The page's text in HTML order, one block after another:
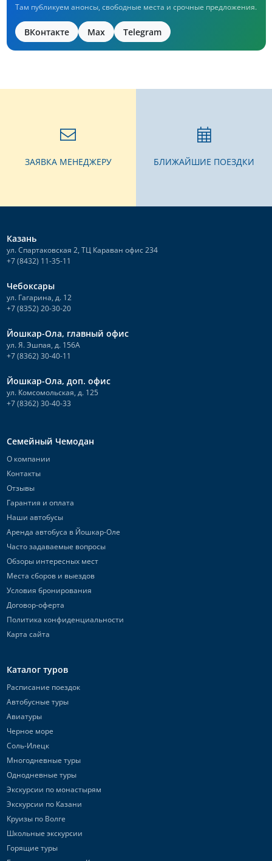
Там публикуем анонсы, свободные места и срочные предложения.
ВКонтакте Max Telegram
ЗАЯВКА МЕНЕДЖЕРУ БЛИЖАЙШИЕ ПОЕЗДКИ
Казань
ул. Спартаковская 2, ТЦ Караван офис 234
+7 (8432) 11-35-11
Чебоксары
ул. Гагарина, д. 12
+7 (8352) 20-30-20
Йошкар-Ола, главный офис
ул. Я. Эшпая, д. 156А
+7 (8362) 30-40-11
Йошкар-Ола, доп. офис
ул. Комсомольская, д. 125
+7 (8362) 30-40-33
Семейный Чемодан
О компании
Контакты
Отзывы
Гарантия и оплата
Наши автобусы
Аренда автобуса в Йошкар-Оле
Часто задаваемые вопросы
Обзоры интересных мест
Места сборов и выездов
Условия бронирования
Договор-оферта
Политика конфиденциальности
Карта сайта
Каталог туров
Расписание поездок
Автобусные туры
Авиатуры
Черное море
Соль-Илецк
Многодневные туры
Однодневные туры
Экскурсии по монастырям
Экскурсии по Казани
Круизы по Волге
Школьные экскурсии
Горящие туры